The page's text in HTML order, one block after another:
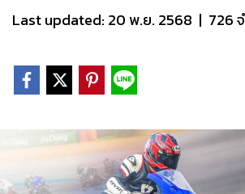
Last updated: 20 พ.ย. 2568 | 726